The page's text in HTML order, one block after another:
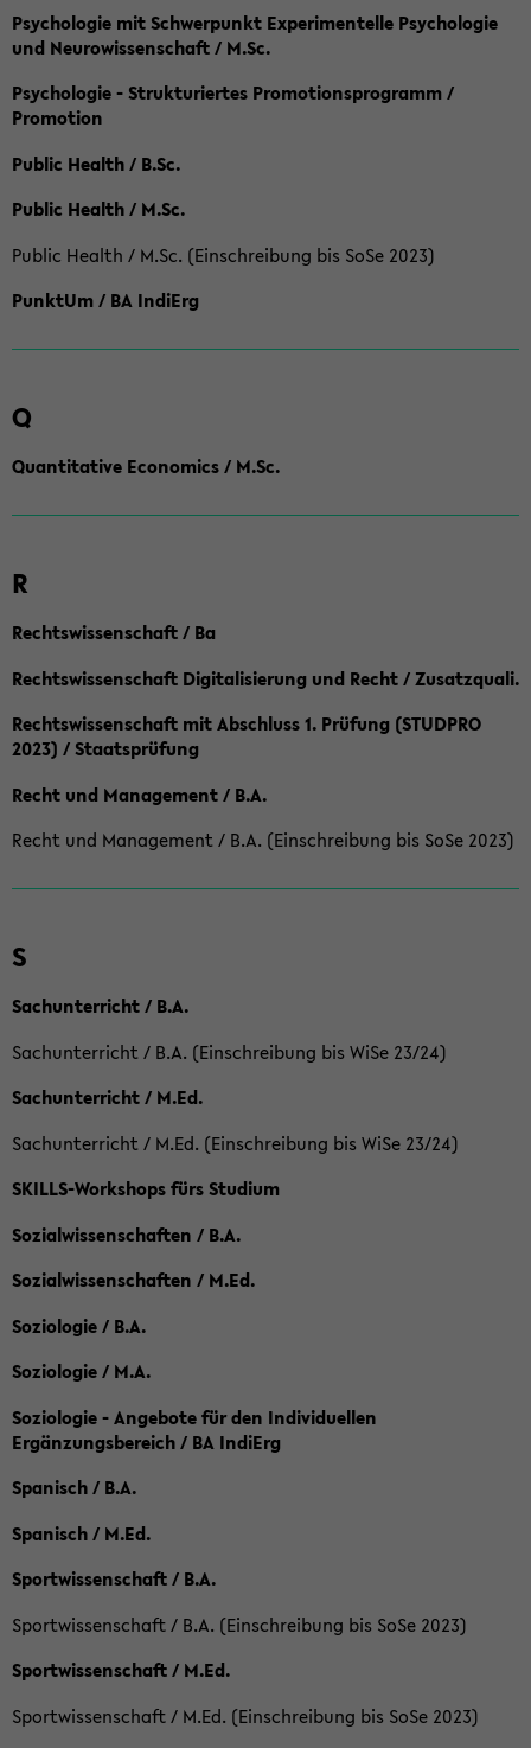
Psychologie mit Schwerpunkt Experimentelle Psychologie
und Neurowissenschaft / M.Sc.
Psychologie - Strukturiertes Promotionsprogramm /
Promotion
Public Health / B.Sc.
Public Health / M.Sc.
Public Health / M.Sc. (Einschreibung bis SoSe 2023)
PunktUm / BA IndiErg
Q
Quantitative Economics / M.Sc.
R
Rechtswissenschaft / Ba
Rechtswissenschaft Digitalisierung und Recht / Zusatzquali.
Rechtswissenschaft mit Abschluss 1. Prüfung (STUDPRO
2023) / Staatsprüfung
Recht und Management / B.A.
Recht und Management / B.A. (Einschreibung bis SoSe 2023)
S
Sachunterricht / B.A.
Sachunterricht / B.A. (Einschreibung bis WiSe 23/24)
Sachunterricht / M.Ed.
Sachunterricht / M.Ed. (Einschreibung bis WiSe 23/24)
SKILLS-Workshops fürs Studium
Sozialwissenschaften / B.A.
Sozialwissenschaften / M.Ed.
Soziologie / B.A.
Soziologie / M.A.
Soziologie - Angebote für den Individuellen
Ergänzungsbereich / BA IndiErg
Spanisch / B.A.
Spanisch / M.Ed.
Sportwissenschaft / B.A.
Sportwissenschaft / B.A. (Einschreibung bis SoSe 2023)
Sportwissenschaft / M.Ed.
Sportwissenschaft / M.Ed. (Einschreibung bis SoSe 2023)